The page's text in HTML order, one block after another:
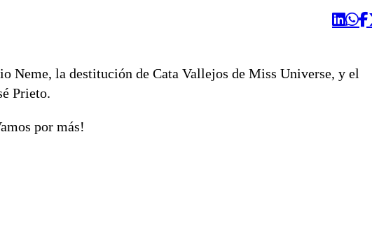
Neme, la destitución de Cata Vallejos de Miss Universe, y el
Prieto.
por más!